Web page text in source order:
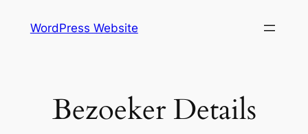
WordPress Website
Bezoeker Details